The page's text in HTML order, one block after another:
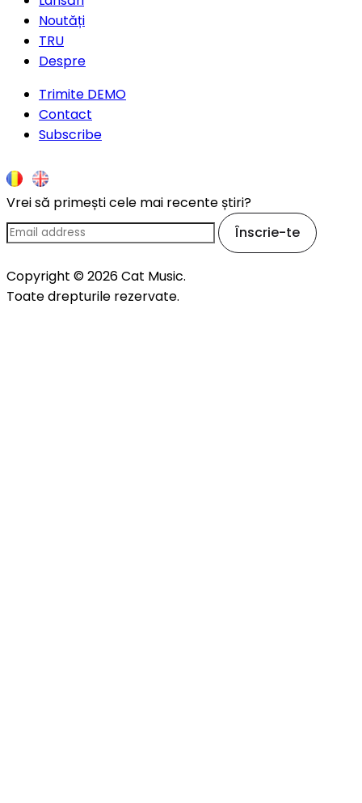
Noutăți
TRU
Despre
Trimite DEMO
Contact
Subscribe
Vrei să primești cele mai recente știri?
Înscrie-te
Copyright © 2026 Cat Music.
Toate drepturile rezervate.